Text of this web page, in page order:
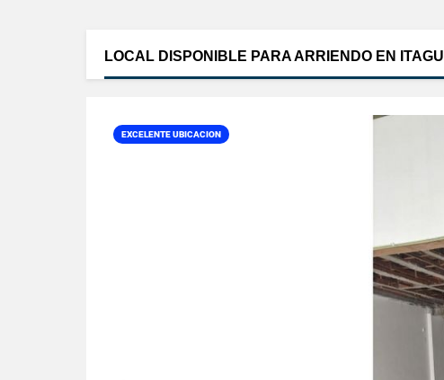
LOCAL DISPONIBLE PARA ARRIENDO EN ITAGUI
EXCELENTE UBICACION